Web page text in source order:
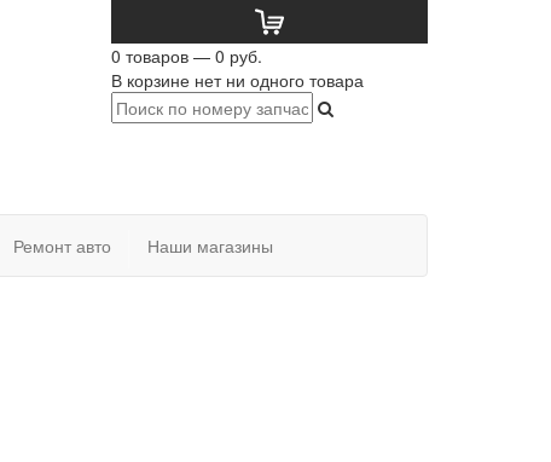
0 товаров — 0 руб.
В корзине нет ни одного товара
Ремонт авто Наши магазины